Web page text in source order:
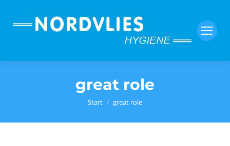
great role
Sie befinden sich hier:Start great role